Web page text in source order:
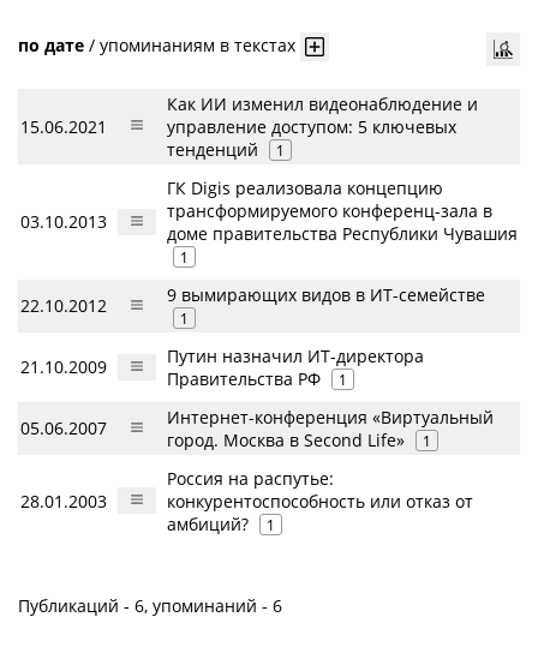
по дате / упоминаниям в текстах
15.06.2021
Как ИИ изменил видеонаблюдение и
управление доступом: 5 ключевых
тенденций
1
03.10.2013
ГК Digis реализовала концепцию
трансформируемого конференц-зала в
доме правительства Республики Чувашия
1
22.10.2012 9 вымирающих видов в ИТ-семействе
1
21.10.2009
Путин назначил ИТ-директора
Правительства РФ
1
05.06.2007
Интернет-конференция «Виртуальный
город. Москва в Second Life»
1
28.01.2003
Россия на распутье:
конкурентоспособность или отказ от
амбиций?
1
Публикаций - 6, упоминаний - 6